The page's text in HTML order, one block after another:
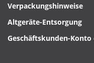
Verpackungshinweise
Altgeräte-Entsorgung
Geschäftskunden-Konto